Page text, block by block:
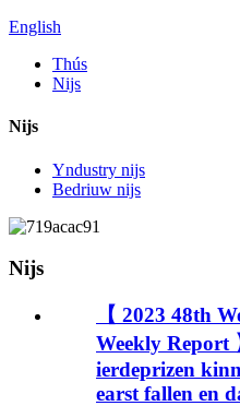
English
Thús
Nijs
Nijs
Yndustry nijs
Bedriuw nijs
Nijs
【 2023 48th
Weekly Report
ierdeprizen
earst fallen en